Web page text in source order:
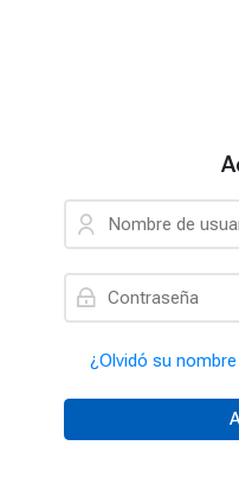
Nombre de usuario
Contraseña
¿Olvidó su